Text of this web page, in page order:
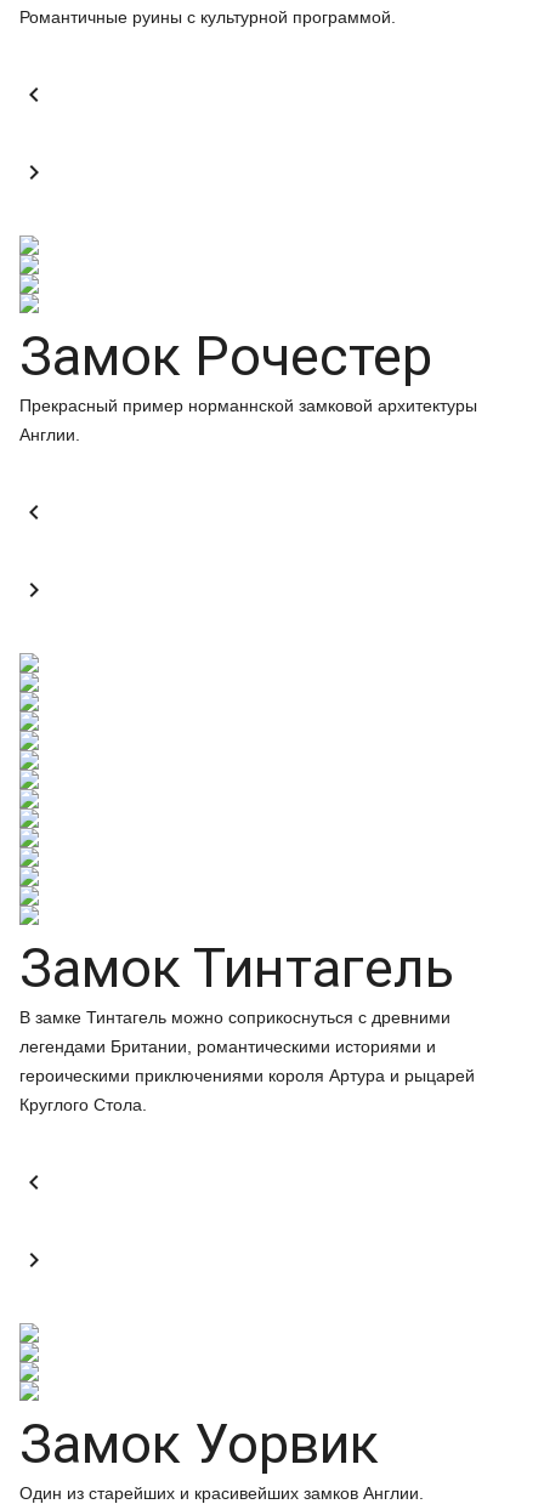
Романтичные руины с культурной программой.


Замок Рочестер
Прекрасный пример норманнской замковой архитектуры
Англии.


Замок Тинтагель
В замке Тинтагель можно соприкоснуться с древними
легендами Британии, романтическими историями и
героическими приключениями короля Артура и рыцарей
Круглого Стола.


Замок Уорвик
Один из старейших и красивейших замков Англии.